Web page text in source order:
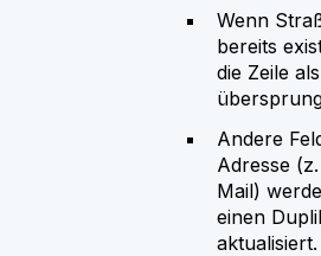
Wenn
bereits
die Zeile
Andere
Adresse
Mail)
einen
aktualisiert.